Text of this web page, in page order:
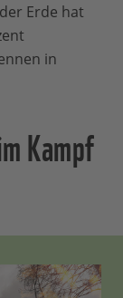
Erde hat
in
Kampf